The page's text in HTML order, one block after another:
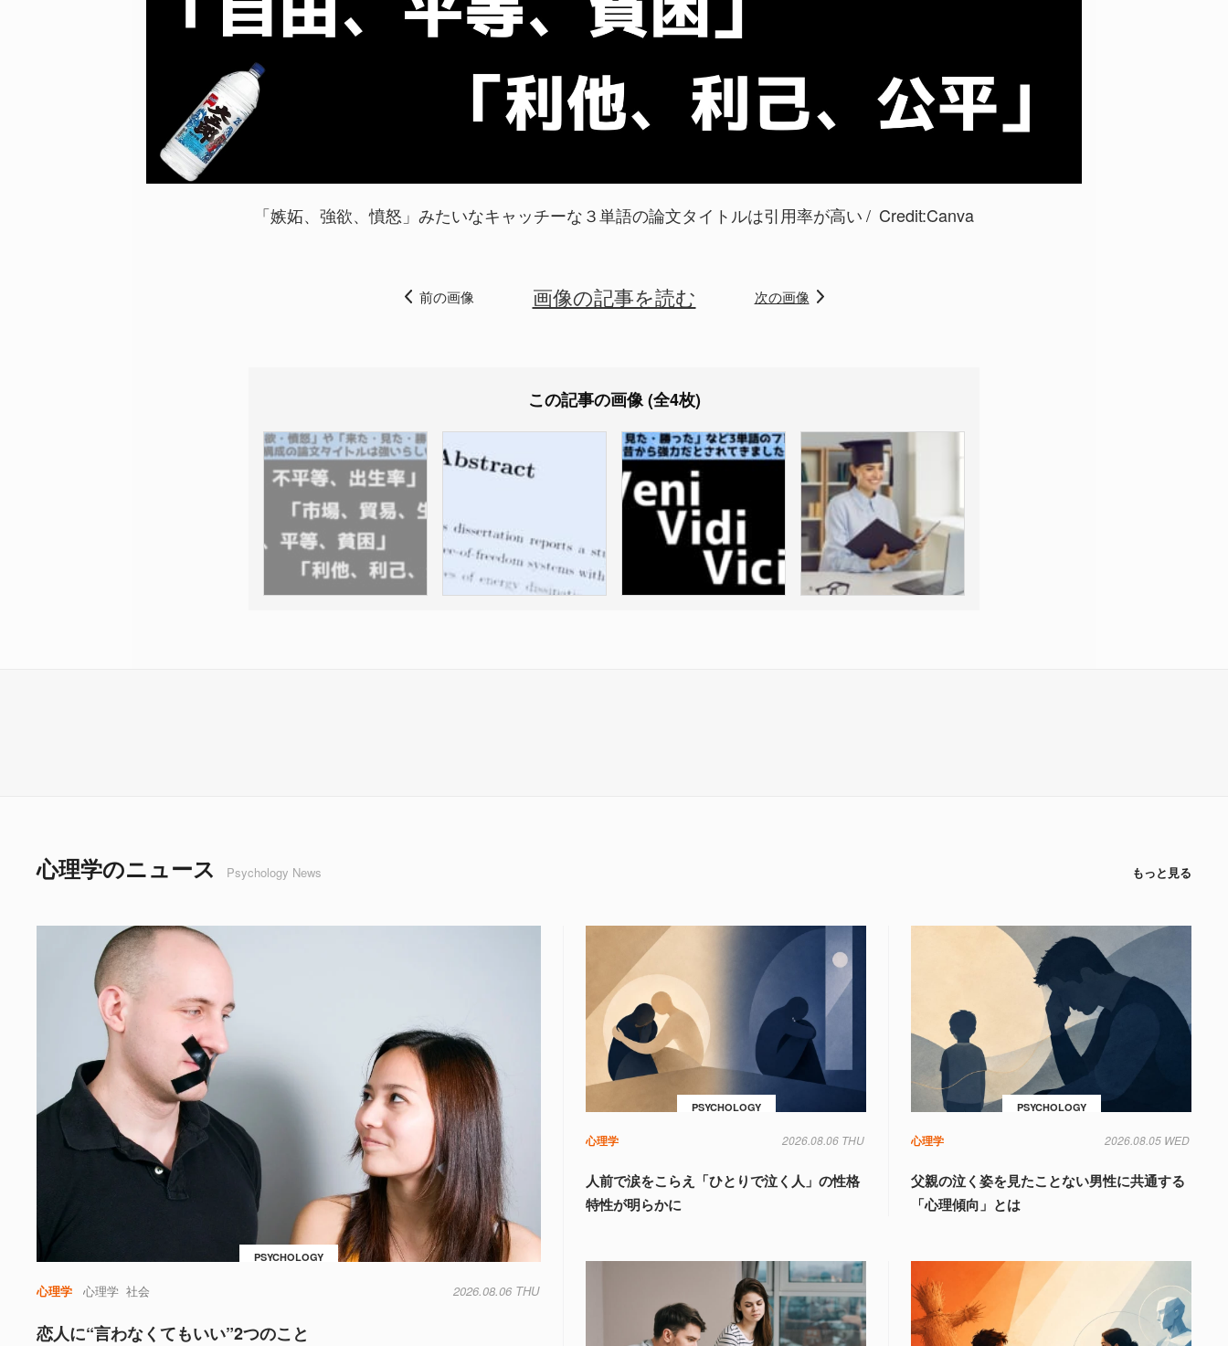
「嫉妬、強欲、憤怒」みたいなキャッチーな３単語の論文タイトルは引用率が高い Credit:Canva
前の画像 画像の記事を読む 次の画像
この記事の画像 (全4枚)
心理学のニュース Psychology News もっと見る
PSYCHOLOGY
心理学 心理学 社会 2026.08.06 THU
恋人に“言わなくてもいい”2つのこと
PSYCHOLOGY
心理学 2026.08.06 THU
人前で涙をこらえ「ひとりで泣く人」の性格
特性が明らかに
PSYCHOLOGY
心理学 2026.08.05 WED
父親の泣く姿を見たことない男性に共通する
「心理傾向」とは